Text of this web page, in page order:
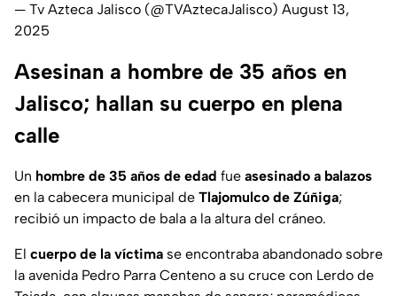
— Tv Azteca Jalisco (@TVAztecaJalisco) August 13,
2025
Asesinan a hombre de 35 años en
Jalisco; hallan su cuerpo en plena
calle
Un hombre de 35 años de edad fue asesinado a balazos
en la cabecera municipal de Tlajomulco de Zúñiga;
recibió un impacto de bala a la altura del cráneo.
El cuerpo de la víctima se encontraba abandonado sobre
la avenida Pedro Parra Centeno a su cruce con Lerdo de